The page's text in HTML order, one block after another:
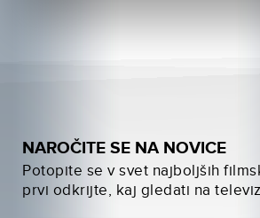
NAROČITE SE NA NOVICE
Potopite se v svet najboljših
prvi odkrijte, kaj gledati na